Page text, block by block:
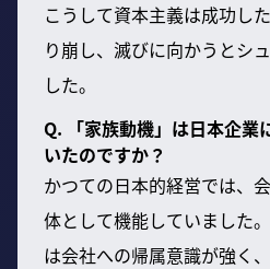
こうして資本主義は成功し
り崩し、滅びに向かうとシ
した。
Q. 「家族動機」は日本企業
いたのですか？
かつての日本的経営では、
体として機能していました
は会社への帰属意識が強く